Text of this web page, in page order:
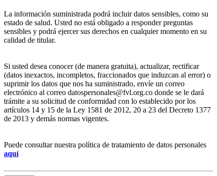
La información suministrada podrá incluir datos sensibles, como su
estado de salud. Usted no está obligado a responder preguntas
sensibles y podrá ejercer sus derechos en cualquier momento en su
calidad de titular.
Si usted desea conocer (de manera gratuita), actualizar, rectificar
(datos inexactos, incompletos, fraccionados que induzcan al error) o
suprimir los datos que nos ha suministrado, envíe un correo
electrónico al correo datospersonales@fvl.org.co donde se le dará
trámite a su solicitud de conformidad con lo establecido por los
artículos 14 y 15 de la Ley 1581 de 2012, 20 a 23 del Decreto 1377
de 2013 y demás normas vigentes.
Puede consultar nuestra política de tratamiento de datos personales
aquí